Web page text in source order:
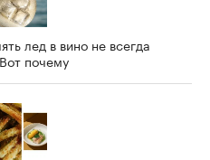
лед в вино не всегда
почему